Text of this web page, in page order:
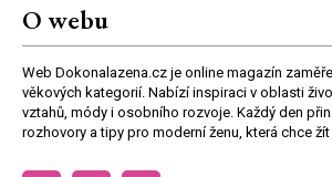
O webu
Web Dokonalazena.cz je online magazín
věkových kategorií. Nabízí inspiraci v oblasti
vztahů, módy i osobního rozvoje. Každý den
rozhovory a tipy pro moderní ženu, která chce žít